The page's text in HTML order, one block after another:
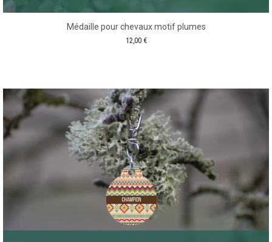
Médaille pour chevaux motif plumes
12,00 €